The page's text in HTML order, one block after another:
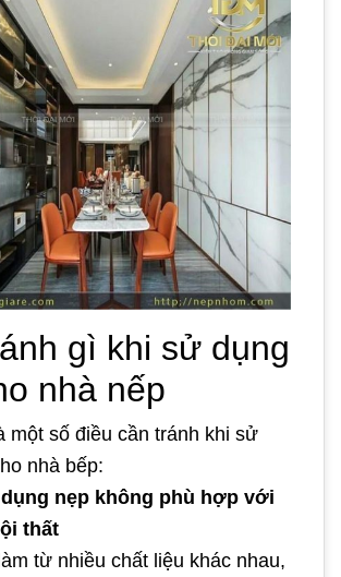
gì khi sử dụng
nhà nếp
một số điều cần tránh khi sử
nhà bếp:
nẹp không phù hợp với
thất
từ nhiều chất liệu khác nhau,